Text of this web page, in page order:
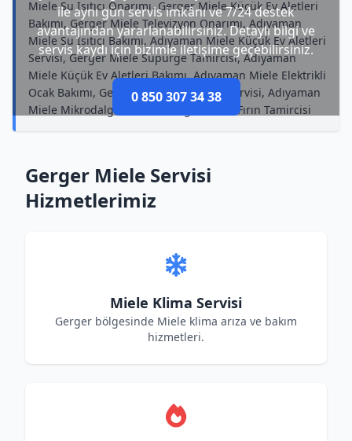
ile aynı gün servis imkânı ve 7/24 destek
avantajından yararlanabilirsiniz. Detaylı bilgi ve
servis kaydı için bizimle iletişime geçebilirsiniz.
0 850 307 34 38
Miele Su Isıtıcı Onarımı, Gerger Miele Küçük Ev Aletleri
Bakımı, Gerger Miele Televizyon Onarımı, Adıyaman
Miele Su Isıtıcı Bakımı, Adıyaman Miele Küçük Ev Aletleri
Servisi, Gerger Miele Süpürge Tamircisi, Adıyaman
Miele Küçük Ev Aletleri Bakımı, Adıyaman Miele Elektrikli
Ocak Bakımı, Gerger Miele Buzdolabı Servisi, Adıyaman
Miele Mikrodalga Bakımı, Gerger Miele Fırın Tamircisi
Gerger Miele Servisi
Hizmetlerimiz
Miele Klima Servisi
Gerger bölgesinde Miele klima arıza ve bakım
hizmetleri.